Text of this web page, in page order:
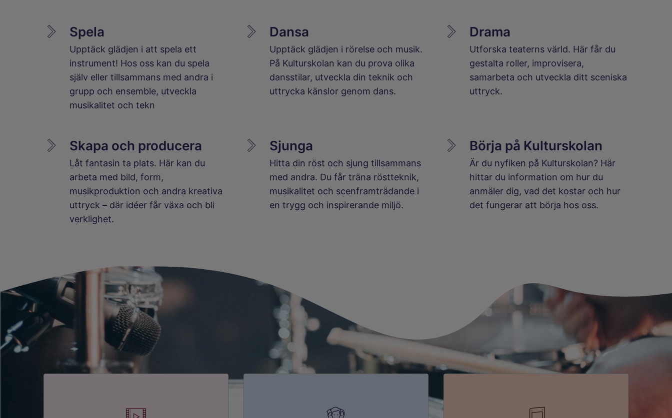
Spela
Upptäck glädjen i att spela ett
instrument! Hos oss kan du spela
själv eller tillsammans med andra i
grupp och ensemble, utveckla
musikalitet och tekn
Dansa
Upptäck glädjen i rörelse och musik.
På Kulturskolan kan du prova olika
dansstilar, utveckla din teknik och
uttrycka känslor genom dans.
Drama
Utforska teaterns värld. Här får du
gestalta roller, improvisera,
samarbeta och utveckla ditt sceniska
uttryck.
Skapa och producera
Låt fantasin ta plats. Här kan du
arbeta med bild, form,
musikproduktion och andra kreativa
uttryck – där idéer får växa och bli
verklighet.
Sjunga
Hitta din röst och sjung tillsammans
med andra. Du får träna röstteknik,
musikalitet och scenframträdande i
en trygg och inspirerande miljö.
Börja på Kulturskolan
Är du nyfiken på Kulturskolan? Här
hittar du information om hur du
anmäler dig, vad det kostar och hur
det fungerar att börja hos oss.